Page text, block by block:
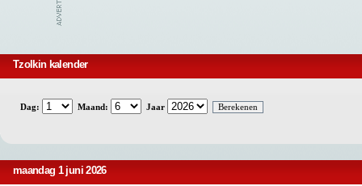
Tzolkin kalender
Dag: Maand: Jaar
maandag 1 juni 2026